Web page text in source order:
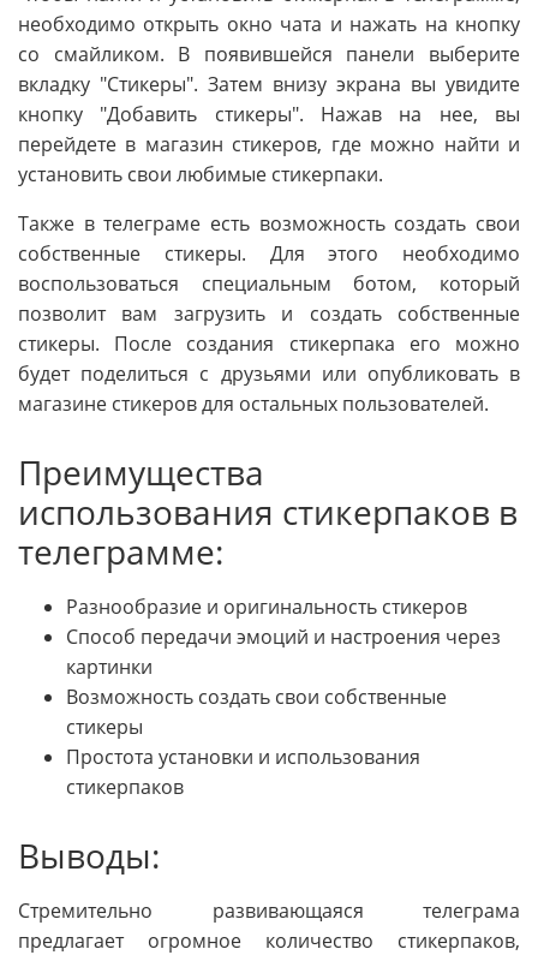
необходимо открыть окно чата и нажать на кнопку
со смайликом. В появившейся панели выберите
вкладку "Стикеры". Затем внизу экрана вы увидите
кнопку "Добавить стикеры". Нажав на нее, вы
перейдете в магазин стикеров, где можно найти и
установить свои любимые стикерпаки.
Также в телеграме есть возможность создать свои
собственные стикеры. Для этого необходимо
воспользоваться специальным ботом, который
позволит вам загрузить и создать собственные
стикеры. После создания стикерпака его можно
будет поделиться с друзьями или опубликовать в
магазине стикеров для остальных пользователей.
Преимущества
использования стикерпаков в
телеграмме:
Разнообразие и оригинальность стикеров
Способ передачи эмоций и настроения через
картинки
Возможность создать свои собственные
стикеры
Простота установки и использования
стикерпаков
Выводы:
Стремительно развивающаяся телеграма
предлагает огромное количество стикерпаков,